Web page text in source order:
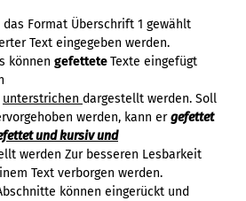
das Format Überschrift 1 gewählt
Text eingegeben werden.
können gefetteteTexte eingefügt
unterstrichen dargestellt werden. Soll
werden, kann ergefettet
und kursiv und
werden Zur besseren Lesbarkeit
Text verborgen werden.
können eingerückt und